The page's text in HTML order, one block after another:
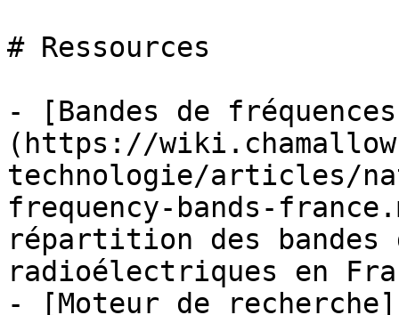
# Ressources
- [Bandes de
(https://
technologie/articles/
frequency-bands-
répartition des bandes
radioélectriques en
- [Moteur de recherche]